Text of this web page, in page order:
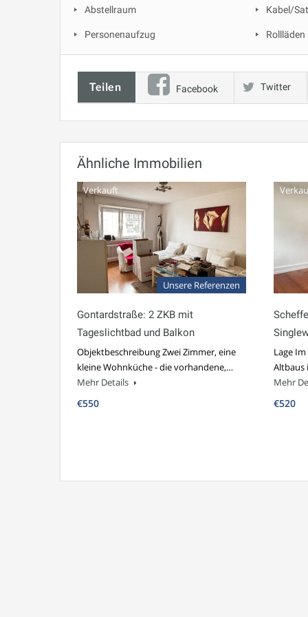
Abstellraum Kabel/
Personenaufzug Rollläden
Teilen Facebook Twitter
Ähnliche Immobilien
Verkauft
Unsere Referenzen
Gontardstraße: 2 ZKB mit
Tageslichtbad und Balkon
Objektbeschreibung Zwei Zimmer, eine
kleine Wohnküche - die vorhandene,…
Mehr Details
€550
Lage
Altbaus
Mehr
€520